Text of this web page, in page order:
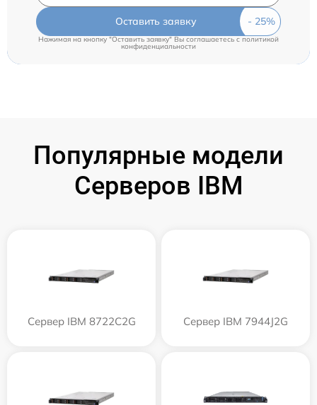
Оставить заявку
Нажимая на кнопку "Оставить заявку" Вы соглашаетесь cполитикой
конфиденциальности
Популярные модели
Серверов IBM
Сервер IBM 8722C2G Сервер IBM 7944J2G